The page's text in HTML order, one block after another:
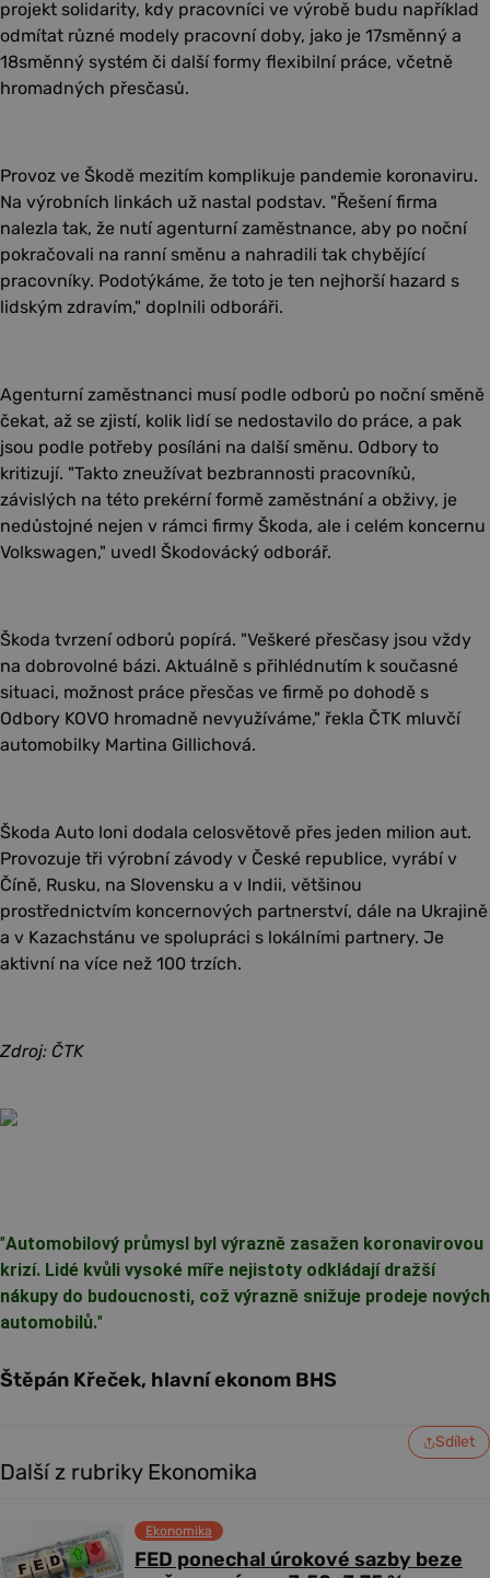
projekt solidarity, kdy pracovníci ve výrobě budu například
odmítat různé modely pracovní doby, jako je 17směnný a
18směnný systém či další formy flexibilní práce, včetně
hromadných přesčasů.
Provoz ve Škodě mezitím komplikuje pandemie koronaviru.
Na výrobních linkách už nastal podstav. "Řešení firma
nalezla tak, že nutí agenturní zaměstnance, aby po noční
pokračovali na ranní směnu a nahradili tak chybějící
pracovníky. Podotýkáme, že toto je ten nejhorší hazard s
lidským zdravím," doplnili odboráři.
Agenturní zaměstnanci musí podle odborů po noční směně
čekat, až se zjistí, kolik lidí se nedostavilo do práce, a pak
jsou podle potřeby posíláni na další směnu. Odbory to
kritizují. "Takto zneužívat bezbrannosti pracovníků,
závislých na této prekérní formě zaměstnání a obživy, je
nedůstojné nejen v rámci firmy Škoda, ale i celém koncernu
Volkswagen," uvedl Škodovácký odborář.
Škoda tvrzení odborů popírá. "Veškeré přesčasy jsou vždy
na dobrovolné bázi. Aktuálně s přihlédnutím k současné
situaci, možnost práce přesčas ve firmě po dohodě s
Odbory KOVO hromadně nevyužíváme," řekla ČTK mluvčí
automobilky Martina Gillichová.
Škoda Auto loni dodala celosvětově přes jeden milion aut.
Provozuje tři výrobní závody v České republice, vyrábí v
Číně, Rusku, na Slovensku a v Indii, většinou
prostřednictvím koncernových partnerství, dále na Ukrajině
a v Kazachstánu ve spolupráci s lokálními partnery. Je
aktivní na více než 100 trzích.
Zdroj: ČTK
"Automobilový průmysl byl výrazně zasažen koronavirovou
krizí. Lidé kvůli vysoké míře nejistoty odkládají dražší
nákupy do budoucnosti, což výrazně snižuje prodeje nových
automobilů."
Štěpán Křeček, hlavní ekonom BHS
Sdílet
Další z rubriky Ekonomika
FED ponechal úrokové sazby beze
Ekonomika